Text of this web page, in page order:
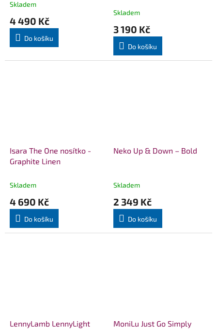
Průměrné
produktu
5,0
5
Skladem
4 490 Kč
Do košíku
Skladem
3 190 Kč
Do košíku
Isara The One nosítko -
Graphite Linen
Skladem
4 690 Kč
Do košíku
Neko Up & Down – Bold
Skladem
2 349 Kč
Do košíku
LennyLamb LennyLight
MoniLu Just Go Simply